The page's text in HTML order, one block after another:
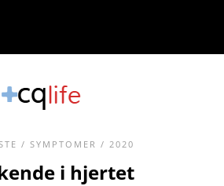
/ SYMPTOMER / 2020
i hjertet